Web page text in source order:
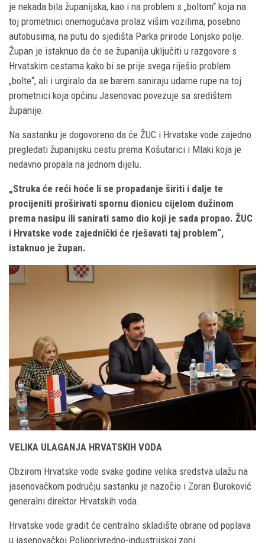
je nekada bila županijska, kao i na problem s „boltom“ koja na
toj prometnici onemogućava prolaz višim vozilima, posebno
autobusima, na putu do sjedišta Parka prirode Lonjsko polje.
Župan je istaknuo da će se županija uključiti u razgovore s
Hrvatskim cestama kako bi se prije svega riješio problem
„bolte“, ali i urgiralo da se barem saniraju udarne rupe na toj
prometnici koja općinu Jasenovac povezuje sa središtem
županije.
Na sastanku je dogovoreno da će ŽUC i Hrvatske vode zajedno
pregledati županijsku cestu prema Košutarici i Mlaki koja je
nedavno propala na jednom dijelu.
„Struka će reći hoće li se propadanje širiti i dalje te
procijeniti proširivati spornu dionicu cijelom dužinom
prema nasipu ili sanirati samo dio koji je sada propao. ŽUC
i Hrvatske vode zajednički će rješavati taj problem“,
istaknuo je župan.
VELIKA ULAGANJA HRVATSKIH VODA
Obzirom Hrvatske vode svake godine velika sredstva ulažu na
jasenovačkom području sastanku je nazočio i Zoran Đuroković
generalni direktor Hrvatskih voda.
Hrvatske vode gradit će centralno skladište obrane od poplava
u jasenovačkoj Poljoprivredno-industrijskoj zoni.